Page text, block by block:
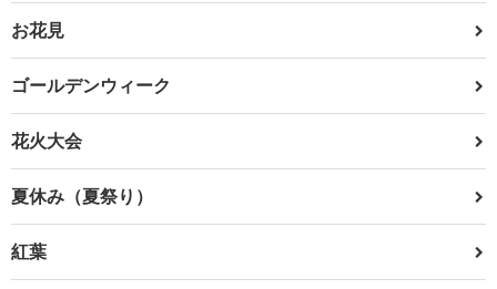
お花見
ゴールデンウィーク
花火大会
夏休み（夏祭り）
紅葉